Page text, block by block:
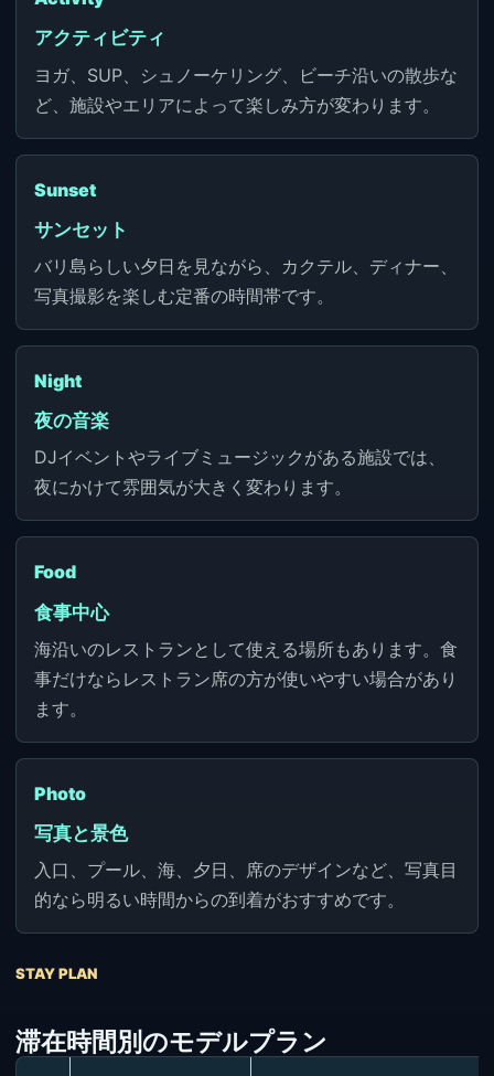
アクティビティ
ヨガ、SUP、シュノーケリング、ビーチ沿いの散歩な
ど、施設やエリアによって楽しみ方が変わります。
Sunset
サンセット
バリ島らしい夕日を見ながら、カクテル、ディナー、
写真撮影を楽しむ定番の時間帯です。
Night
夜の音楽
DJイベントやライブミュージックがある施設では、
夜にかけて雰囲気が大きく変わります。
Food
食事中心
海沿いのレストランとして使える場所もあります。食
事だけならレストラン席の方が使いやすい場合があり
ます。
Photo
写真と景色
入口、プール、海、夕日、席のデザインなど、写真目
的なら明るい時間からの到着がおすすめです。
STAY PLAN
滞在時間別のモデルプラン